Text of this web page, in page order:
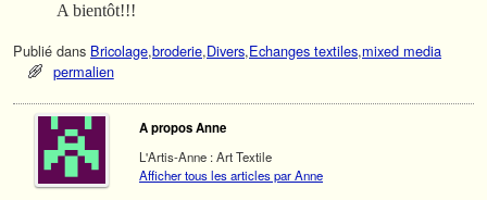
A bientôt!!!
Publié dans Bricolage,broderie,Divers,Echanges textiles,mixed media
permalien
A propos Anne
L'Artis-Anne : Art Textile
Afficher tous les articles par Anne